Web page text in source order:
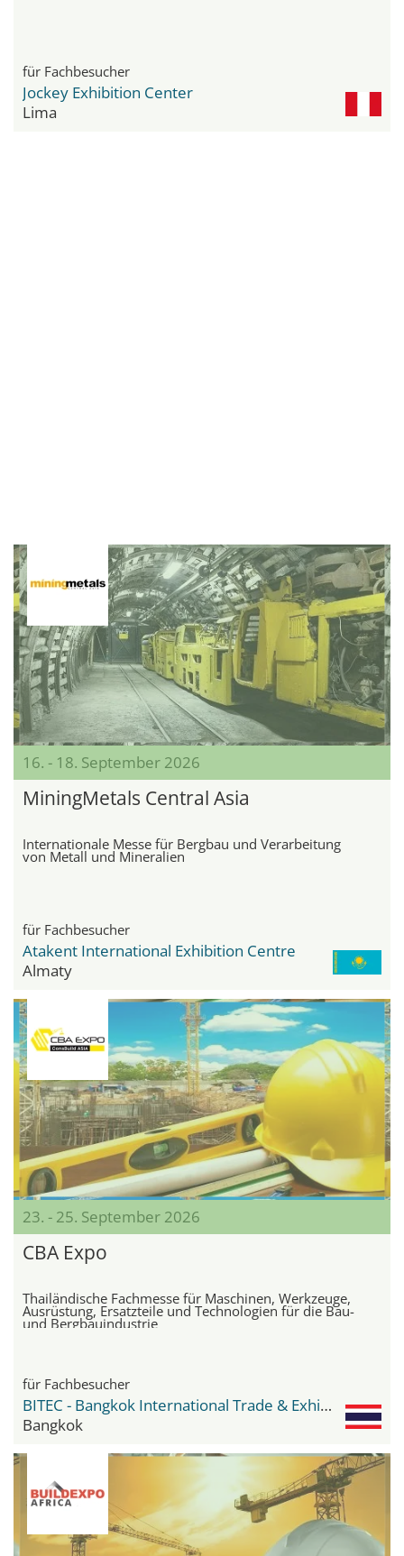
für Fachbesucher
Jockey Exhibition Center
Lima
16. - 18. September 2026
MiningMetals Central Asia
Internationale Messe für Bergbau und Verarbeitung
von Metall und Mineralien
für Fachbesucher
Atakent International Exhibition Centre
Almaty
23. - 25. September 2026
CBA Expo
Thailändische Fachmesse für Maschinen, Werkzeuge,
Ausrüstung, Ersatzteile und Technologien für die Bau-
und Bergbauindustrie
für Fachbesucher
BITEC - Bangkok International Trade & Exhibition Center
Bangkok